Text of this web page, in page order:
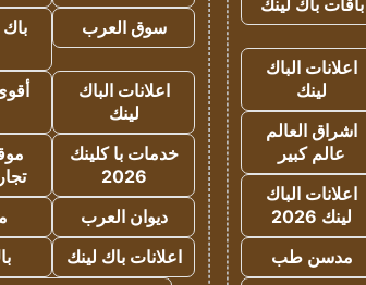
باقات باك لينك
اعلانات الباك
لينك
اشراق العالم
عالم كبير
اعلانات الباك
لينك 2026
مدسن طب
سوق العرب
باك
اعلانات الباك
لينك
خدمات با كلينك
2026
ديوان العرب
اعلانات باك لينك